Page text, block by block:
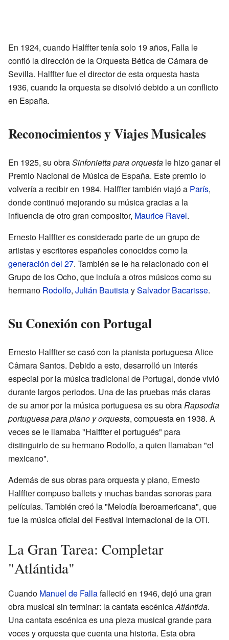
En 1924, cuando Halffter tenía solo 19 años, Falla le
confió la dirección de la Orquesta Bética de Cámara de
Sevilla. Halffter fue el director de esta orquesta hasta
1936, cuando la orquesta se disolvió debido a un conflicto
en España.
Reconocimientos y Viajes Musicales
En 1925, su obraSinfonietta para orquesta le hizo ganar el
Premio Nacional de Música de España. Este premio lo
volvería a recibir en 1984. Halffter también viajó a París,
donde continuó mejorando su música gracias a la
influencia de otro gran compositor, Maurice Ravel.
Ernesto Halffter es considerado parte de un grupo de
artistas y escritores españoles conocidos como la
generación del 27. También se le ha relacionado con el
Grupo de los Ocho, que incluía a otros músicos como su
hermano Rodolfo, Julián BautistaySalvador Bacarisse.
Su Conexión con Portugal
Ernesto Halffter se casó con la pianista portuguesa Alice
Câmara Santos. Debido a esto, desarrolló un interés
especial por la música tradicional de Portugal, donde vivió
durante largos periodos. Una de las pruebas más claras
de su amor por la música portuguesa es su obraRapsodia
portuguesa para piano y orquesta, compuesta en 1938. A
veces se le llamaba "Halffter el portugués" para
distinguirlo de su hermano Rodolfo, a quien llamaban "el
mexicano".
Además de sus obras para orquesta y piano, Ernesto
Halffter compuso ballets y muchas bandas sonoras para
películas. También creó la "Melodía Iberoamericana", que
fue la música oficial del Festival Internacional de la OTI.
La Gran Tarea: Completar
"Atlántida"
Cuando Manuel de Fallafalleció en 1946, dejó una gran
obra musical sin terminar: la cantata escénicaAtlántida.
Una cantata escénica es una pieza musical grande para
voces y orquesta que cuenta una historia. Esta obra